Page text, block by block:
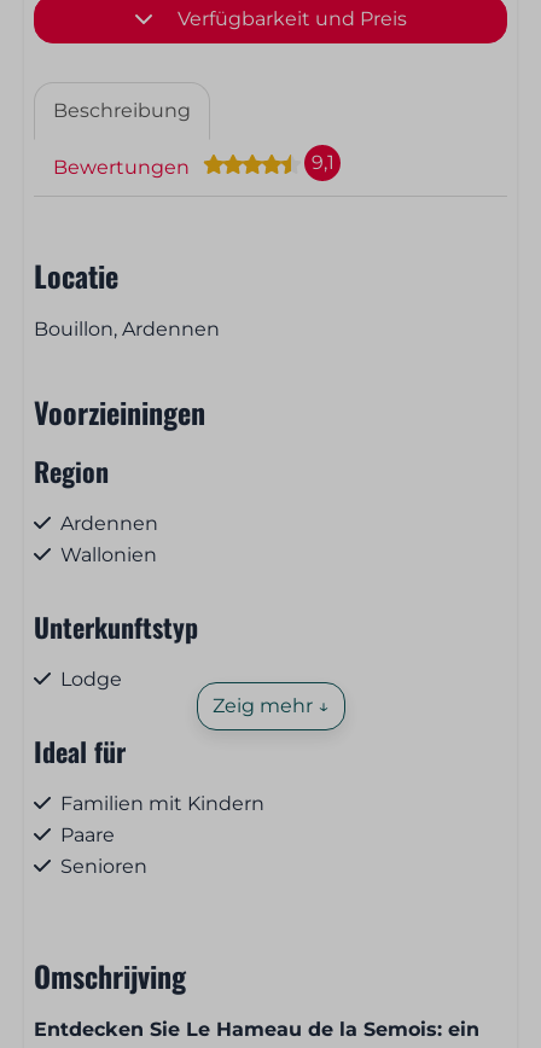
Verfügbarkeit und Preis
Beschreibung
Bewertungen 9,1
Locatie
Bouillon, Ardennen
Voorzieiningen
Region
Ardennen
Wallonien
Unterkunftstyp
Lodge
Ideal für
Familien mit Kindern
Paare
Senioren
Frühstücks- und Mittagessensservice
Brot und Gebäck vorbestellbar
Zeig mehr ↓
Omschrijving
Entdecken Sie Le Hameau de la Semois: ein